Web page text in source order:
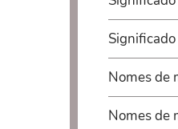
Nomes de
Nomes de